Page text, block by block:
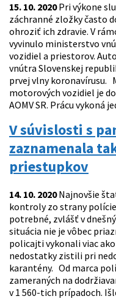
15. 10. 2020Pri výkone
záchranné zložky často
ohroziť ich zdravie. V
vyvinulo ministerstvo
vozidiel a priestorov.
vnútra Slovenskej
prvej vlny koronavírusu.
motorových vozidiel je
AOMV SR. Prácu vykoná
V súvislosti s
zaznamenala
priestupkov
14. 10. 2020Najnovšie
kontroly zo strany
potrebné, zvlášť v
situácia nie je vôbec
policajti vykonali viac
nedostatky zistili pri
karantény. Od marca
zameraných na
v 1 560-tich prípadoch.